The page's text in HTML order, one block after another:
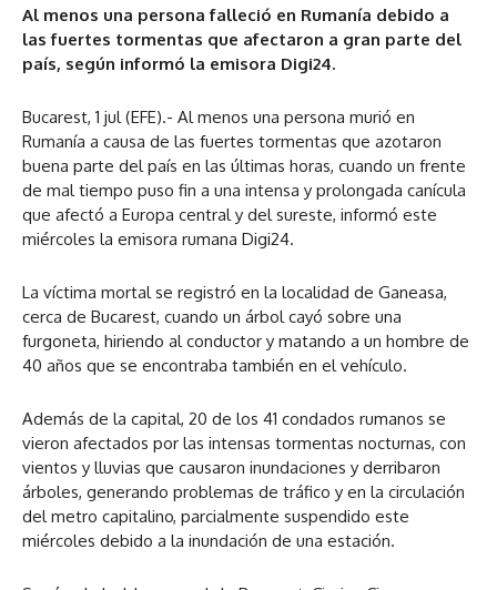
Al menos una persona falleció en Rumanía debido a
las fuertes tormentas que afectaron a gran parte del
país, según informó la emisora Digi24.
Bucarest, 1 jul (EFE).- Al menos una persona murió en
Rumanía a causa de las fuertes tormentas que azotaron
buena parte del país en las últimas horas, cuando un frente
de mal tiempo puso fin a una intensa y prolongada canícula
que afectó a Europa central y del sureste, informó este
miércoles la emisora rumana Digi24.
La víctima mortal se registró en la localidad de Ganeasa,
cerca de Bucarest, cuando un árbol cayó sobre una
furgoneta, hiriendo al conductor y matando a un hombre de
40 años que se encontraba también en el vehículo.
Además de la capital, 20 de los 41 condados rumanos se
vieron afectados por las intensas tormentas nocturnas, con
vientos y lluvias que causaron inundaciones y derribaron
árboles, generando problemas de tráfico y en la circulación
del metro capitalino, parcialmente suspendido este
miércoles debido a la inundación de una estación.